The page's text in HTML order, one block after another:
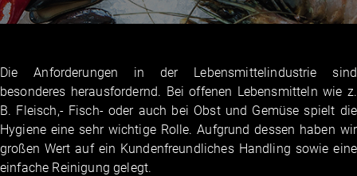
Die Anforderungen in der Lebensmittelindustrie sind
besonderes herausfordernd. Bei offenen Lebensmitteln wie z.
B. Fleisch,- Fisch- oder auch bei Obst und Gemüse spielt die
Hygiene eine sehr wichtige Rolle. Aufgrund dessen haben wir
großen Wert auf ein Kundenfreundliches Handling sowie eine
einfache Reinigung gelegt.